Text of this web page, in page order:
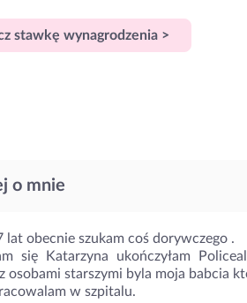
stawkę wynagrodzenia >
o mnie
lat obecnie szukam coś dorywczego .
się Katarzyna ukończyłam
osobami starszymi byla moja babcia
w szpitalu.